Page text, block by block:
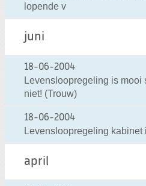
lopende v
juni
18-06-2004
Levensloopregeling is mooi
niet! (Trouw)
18-06-2004
Levensloopregeling kabinet
april